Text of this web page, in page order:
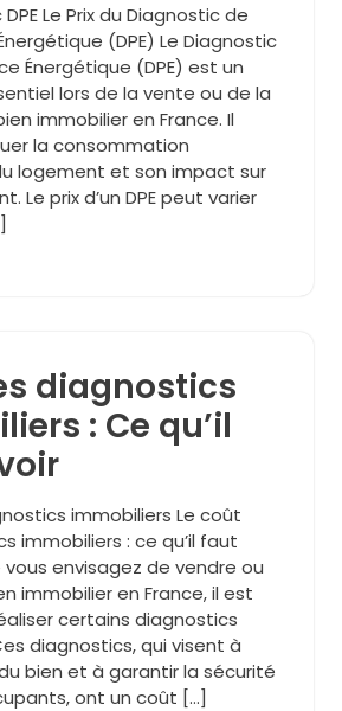
Le Prix du Diagnostic de
(DPE) Le Diagnostic
Énergétique (DPE) est un
lors de la vente ou de la
immobilier en France. Il
la consommation
logement et son impact sur
Le prix d’un DPE peut varier
diagnostics
: Ce qu’il
immobiliers Le coût
immobiliers : ce qu’il faut
vous envisagez de vendre ou
immobilier en France, il est
certains diagnostics
diagnostics, qui visent à
bien et à garantir la sécurité
ont un coût […]